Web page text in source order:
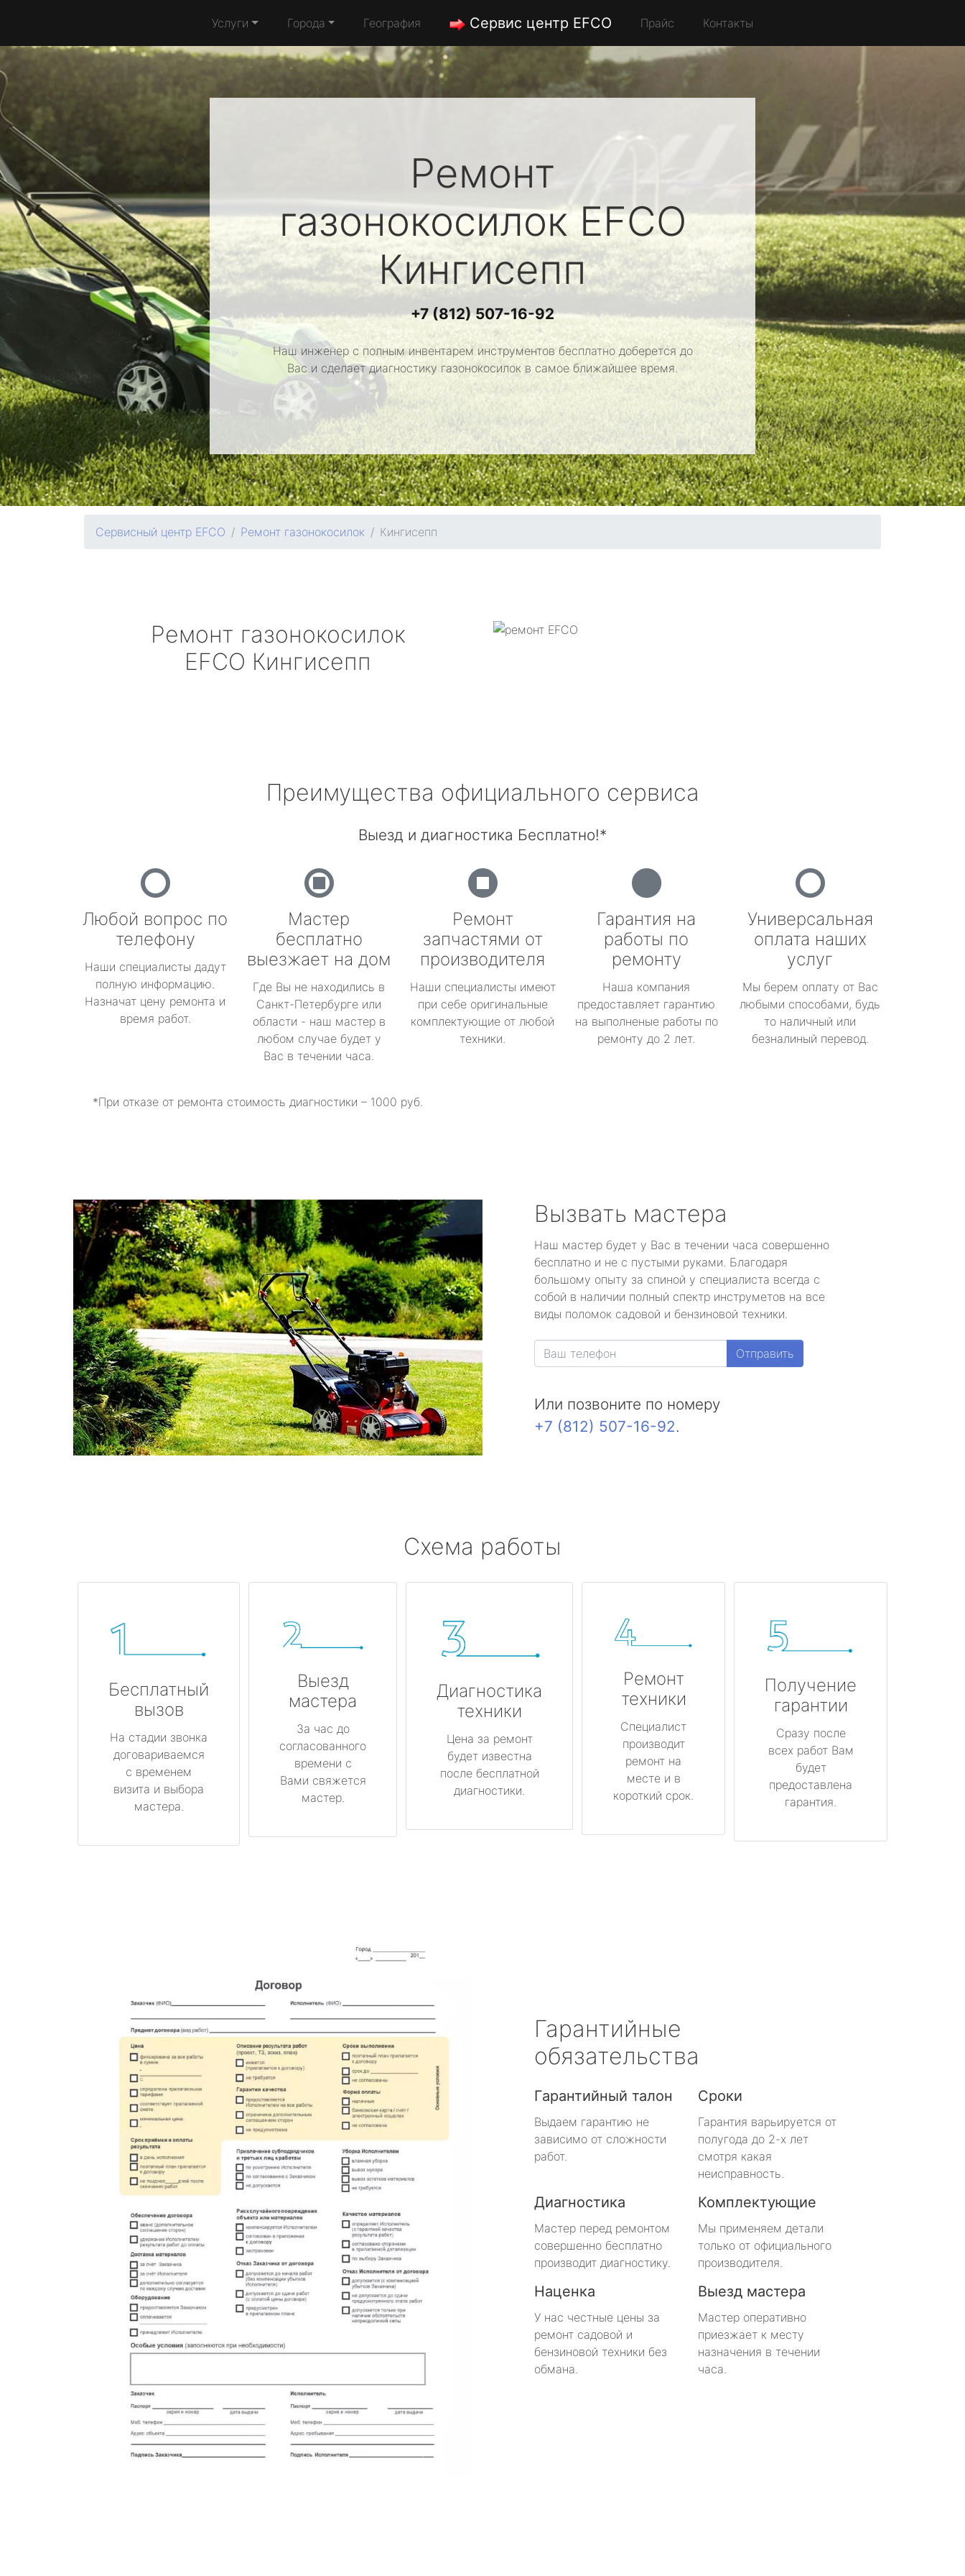
Услуги Города География Сервис центр EFCO Прайс Контакты
Ремонт
газонокосилокEFCO
Кингисепп
+7 (812) 507-16-92
Наш инженер с полным инвентарем инструментов бесплатно доберется до
Вас и сделает диагностику газонокосилок в самое ближайшее время.
Сервисный центр EFCO Ремонт газонокосилок Кингисепп
Ремонт газонокосилок
EFCO Кингисепп
Преимущества официального сервиса
Выезд и диагностика Бесплатно!*
Любой вопрос по
телефону
Наши специалисты дадут
полную информацию.
Назначат цену ремонта и
время работ.
Мастер
бесплатно
выезжает на дом
Где Вы не находились в
Санкт-Петербурге или
области - наш мастер в
любом случае будет у
Вас в течении часа.
Ремонт
запчастями от
производителя
Наши специалисты имеют
при себе оригинальные
комплектующие от любой
техники.
Гарантия на
работы по
ремонту
Наша компания
предоставляет гарантию
на выполненые работы по
ремонту до 2 лет.
Универсальная
оплата наших
услуг
Мы берем оплату от Вас
любыми способами, будь
то наличный или
безналиный перевод.
*При отказе от ремонта стоимость диагностики – 1000 руб.
Вызвать мастера
Наш мастер будет у Вас в течении часа совершенно
бесплатно и не с пустыми руками. Благодаря
большому опыту за спиной у специалиста всегда с
собой в наличии полный спектр инструметов на все
виды поломок садовой и бензиновой техники.
Отправить
Или позвоните по номеру
+7 (812) 507-16-92.
Схема работы
Бесплатный
вызов
На стадии звонка
договариваемся
с временем
визита и выбора
мастера.
Выезд
мастера
За час до
согласованного
времени с
Вами свяжется
мастер.
Диагностика
техники
Цена за ремонт
будет известна
после бесплатной
диагностики.
Ремонт
техники
Специалист
производит
ремонт на
месте и в
короткий срок.
Получение
гарантии
Сразу после
всех работ Вам
будет
предоставлена
гарантия.
Гарантийные
обязательства
Гарантийный талон
Выдаем гарантию не
зависимо от сложности
работ.
Сроки
Гарантия варьируется от
полугода до 2-х лет
смотря какая
неисправность.
Диагностика
Мастер перед ремонтом
совершенно бесплатно
производит диагностику.
Комплектующие
Мы применяем детали
только от официального
производителя.
Наценка
У нас честные цены за
ремонт садовой и
бензиновой техники без
обмана.
Выезд мастера
Мастер оперативно
приезжает к месту
назначения в течении
часа.